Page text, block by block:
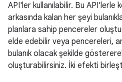
API'ler kullanılabilir. Bu API'lerle
arkasında kalan her şeyi
planlara sahip pencereler
elde edebilir veya pencereleri,
bulanık olacak şekilde
oluşturabilirsiniz. İki efekti